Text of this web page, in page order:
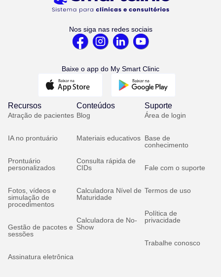
Nos siga nas redes sociais
Baixe o app do My Smart Clinic
Recursos
Atração de pacientes
IA no prontuário
Prontuário
personalizados
Fotos, vídeos e
simulação de
procedimentos
Gestão de pacotes e
sessões
Assinatura eletrônica
Conteúdos
Blog
Materiais educativos
Consulta rápida de
CIDs
Calculadora Nível de
Maturidade
Calculadora de No-
Show
Suporte
Área de login
Base de
conhecimento
Fale com o suporte
Termos de uso
Política de
privacidade
Trabalhe conosco